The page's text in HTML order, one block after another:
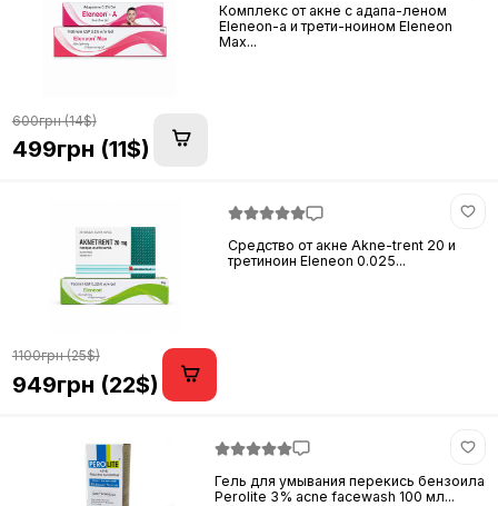
Комплекс от акне с адапа-леном
Eleneon-a и трети-ноином Eleneon
Max...
600грн (14$)
499грн (11$)
Средство от акне Akne-trent 20 и
третиноин Eleneon 0.025...
1100грн (25$)
949грн (22$)
Гель для умывания перекись бензоила
Perolite 3% acne facewash 100 мл...